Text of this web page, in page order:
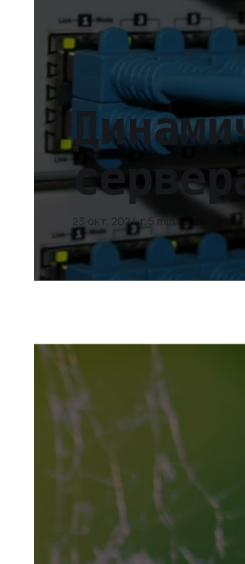
23 окт. 2024 г. 5 min read